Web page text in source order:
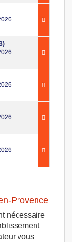
Provence
nécessaire
vous